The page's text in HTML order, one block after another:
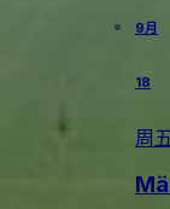
9月
18
周五